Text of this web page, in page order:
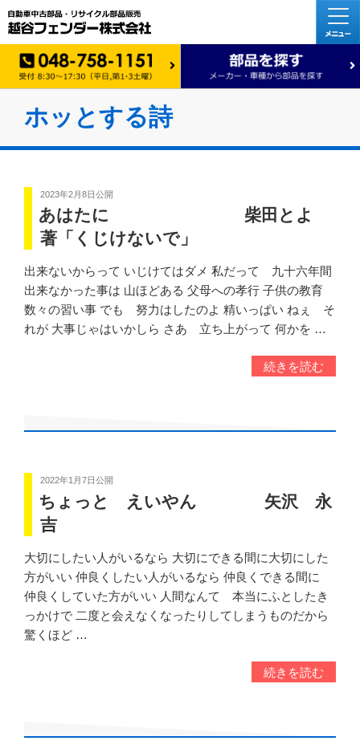
ホッとする詩
2023年2月8日公開
あはたに 柴田とよ
著「くじけないで」
出来ないからって いじけてはダメ 私だって 九十六年間
出来なかった事は 山ほどある 父母への孝行 子供の教育
数々の習い事 でも 努力はしたのよ 精いっぱい ねぇ そ
れが 大事じゃはいかしら さあ 立ち上がって 何かを …
続きを読む
2022年1月7日公開
ちょっと えいやん 矢沢 永
吉
大切にしたい人がいるなら 大切にできる間に大切にした
方がいい 仲良くしたい人がいるなら 仲良くできる間に
仲良くしていた方がいい 人間なんて 本当にふとしたき
っかけで 二度と会えなくなったりしてしまうものだから
驚くほど …
続きを読む